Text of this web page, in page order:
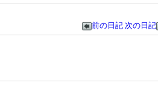
前の日記 次の日記